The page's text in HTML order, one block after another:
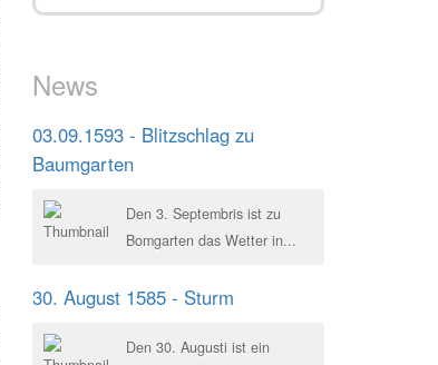
News
03.09.1593 - Blitzschlag zu
Baumgarten
Den 3. Septembris ist zu
Bomgarten das Wetter in...
30. August 1585 - Sturm
Den 30. Augusti ist ein